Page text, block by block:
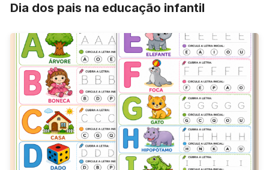
Dia dos pais na educação infantil